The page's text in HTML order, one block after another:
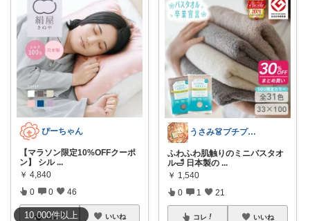
10,000件以上
ぴーちゃん
【マラソン限定10%OFFクーポ
ン】 シル ...
￥ 4,840
0 0 46
コレ いいね
うさみ👗プチプラで叶える大人コーデ
ふわふわ肌触りのミニバスタオ
ル🛁 日本製の ...
￥ 1,540
0 1 21
コレ いいね